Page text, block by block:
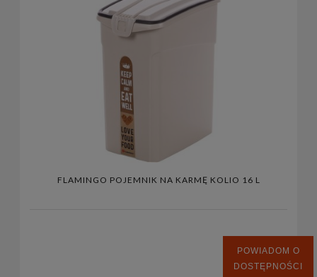
FLAMINGO POJEMNIK NA KARMĘ KOLIO 16 L
POWIADOM O
DOSTĘPNOŚCI